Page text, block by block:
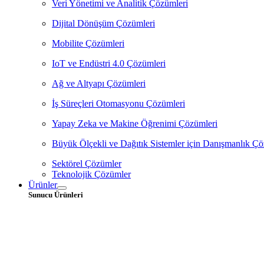
Veri Yönetimi ve Analitik Çözümleri
Dijital Dönüşüm Çözümleri
Mobilite Çözümleri
IoT ve Endüstri 4.0 Çözümleri
Ağ ve Altyapı Çözümleri
İş Süreçleri Otomasyonu Çözümleri
Yapay Zeka ve Makine Öğrenimi Çözümleri
Büyük Ölçekli ve Dağıtık Sistemler için Danışmanlık
Sektörel Çözümler
Teknolojik Çözümler
Ürünler
Sunucu Ürünleri